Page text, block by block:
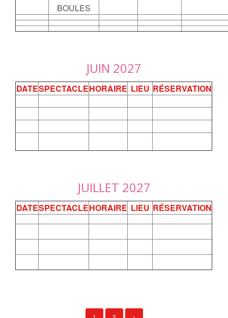
BOULES
JUIN 2027
DATESPECTACLEHORAIRE LIEU RÉSERVATION
JUILLET 2027
DATESPECTACLEHORAIRE LIEU RÉSERVATION